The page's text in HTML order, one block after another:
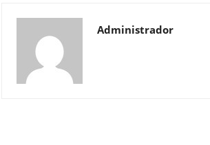
Administrador